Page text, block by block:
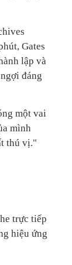
Gates
lập và
đáng
một vai
mình
thú vị."
trực tiếp
hiệu ứng